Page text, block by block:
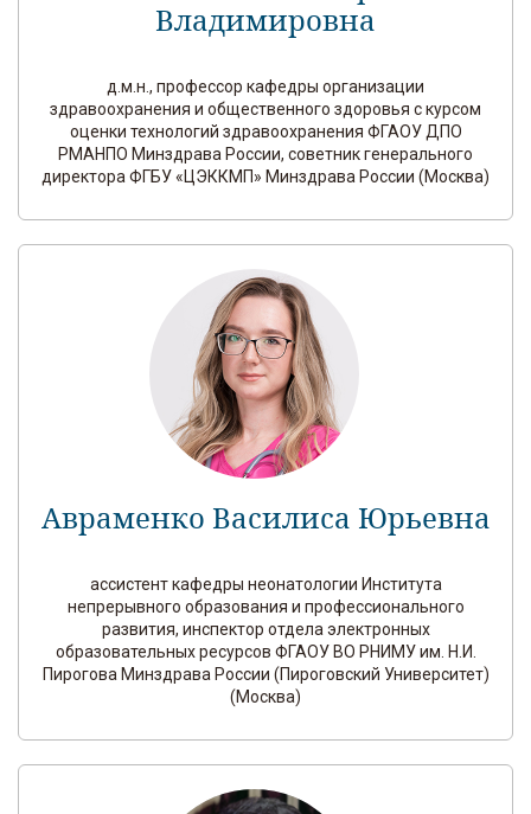
Владимировна
д.м.н., профессор кафедры организации
здравоохранения и общественного здоровья с курсом
оценки технологий здравоохранения ФГАОУ ДПО
РМАНПО Минздрава России, советник генерального
директора ФГБУ «ЦЭККМП» Минздрава России (Москва)
Авраменко Василиса Юрьевна
ассистент кафедры неонатологии Института
непрерывного образования и профессионального
развития, инспектор отдела электронных
образовательных ресурсов ФГАОУ ВО РНИМУ им. Н.И.
Пирогова Минздрава России (Пироговский Университет)
(Москва)